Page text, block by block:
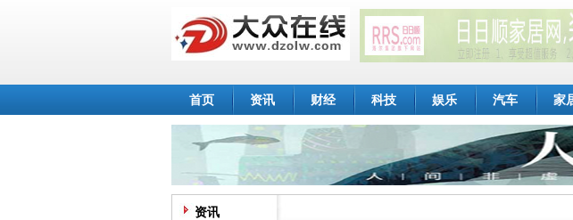
首页 资讯 财经 科技 娱乐 汽车 家
资讯